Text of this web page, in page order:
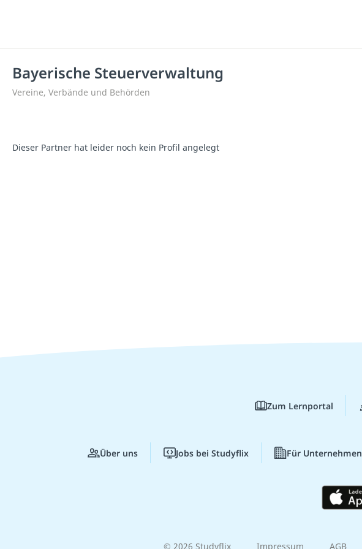
Bayerische Steuerverwaltung
Vereine, Verbände und Behörden
Dieser Partner hat leider noch kein Profil angelegt
Zum Lernportal
Über uns Jobs bei Studyflix Für Unternehmen
© 2026 Studyflix Impressum AGB